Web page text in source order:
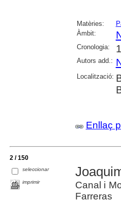
Matèries:
Àmbit:
Cronologia:
Autors add.:
Localització:
Enllaç
2 / 150
seleccionar
imprimir
Canal i
Farreras